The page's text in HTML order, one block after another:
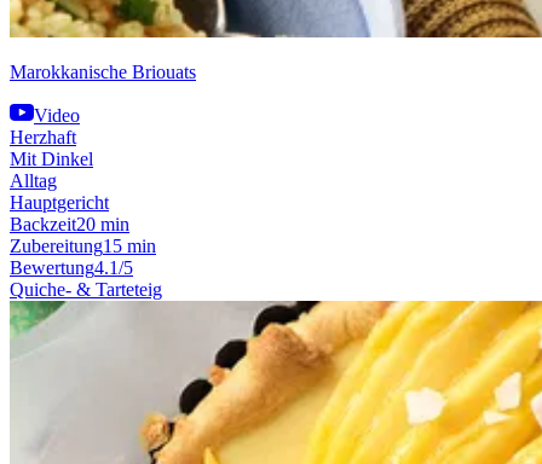
Marokkanische Briouats
Video
Herzhaft
Mit Dinkel
Alltag
Hauptgericht
Backzeit20 min
Zubereitung15 min
Bewertung4.1/5
Quiche- & Tarteteig